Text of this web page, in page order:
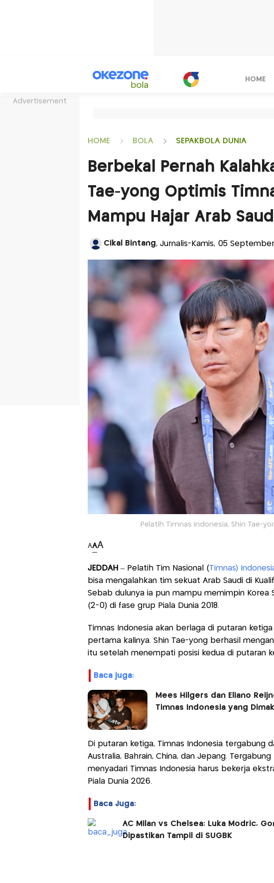
Advertisement
HOME
HOME BOLA SEPAKBOLA DUNIA
Berbekal Pernah
Tae-yong Optimis
Mampu Hajar Arab
Cikal Bintang, Jurnalis-Kamis, 05
Pelatih Timnas Indonesia, Shin Tae-
AAA
JEDDAH – Pelatih Tim Nasional (Timnas)
bisa mengalahkan tim sekuat Arab Saudi di
Sebab dulunya ia pun mampu memimpin Korea
(2-0) di fase grup Piala Dunia 2018.
Timnas Indonesia akan berlaga di putaran ketiga
pertama kalinya. Shin Tae-yong berhasil
itu setelah menempati posisi kedua di putaran
baca juga:
Mees Hilgers dan Eliano
Timnas Indonesia yang
Di putaran ketiga, Timnas Indonesia tergabung
Australia, Bahrain, China, dan Jepang.
menyadari Timnas Indonesia harus bekerja
Piala Dunia 2026.
Baca Juga:
AC Milan vs Chelsea: Luka Modric,
Dipastikan Tampil di SUGBK